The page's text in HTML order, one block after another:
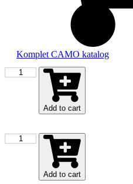
Komplet CAMO katalog
SI1900
Add to cart
SI1900
Add to cart